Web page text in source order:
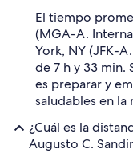
El tiempo
(MGA-A.
York, NY (JFK-
de 7 h y 33 min.
es preparar y
saludables en la
¿Cuál es la
Augusto C.